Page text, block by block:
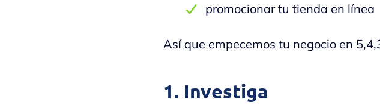
promocionar tu tienda en línea
Así que empecemos tu negocio en
1. Investiga